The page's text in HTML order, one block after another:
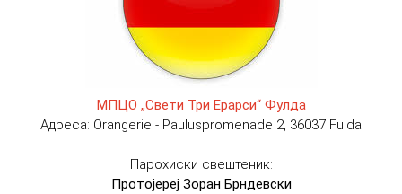
МПЦО „Свети Три Ерарси“ Фулда
Адреса: Orangerie - Pauluspromenade 2, 36037 Fulda
Парохиски свештеник:
Протојереј Зоран Брндевски